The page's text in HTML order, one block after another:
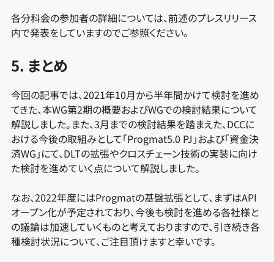
各分科会の参加者の詳細については、前述のプレスリリース
内で発表をしていますのでご参照ください。
5. まとめ
今回の記事では、2021年10月から半年間かけて検討を進め
てきた、本WG第2期の概要およびWGでの検討結果について
解説しました。また、3月までの検討結果を踏まえた、DCCに
おける今後の取組みとして「Progmat5.0 PJ」および「資金決
済WG」にて、DLTの拡張やクロスチェーン技術の実装に向け
た検討を進めていく点について解説しました。
なお、2022年度にはProgmatの基盤拡張として、まずはAPI
オープン化が予定されており、今後も検討を進める各社様と
の議論は加速していくものと考えておりますので、引き続き各
種検討状況について、ご注目頂けますと幸いです。